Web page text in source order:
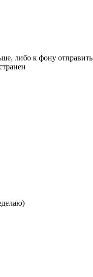
либо к фону отправить